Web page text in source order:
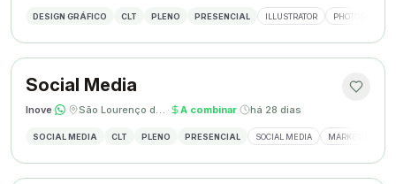
DESIGN GRÁFICO CLT PLENO PRESENCIAL ILLUSTRATOR PHOTOSHOP
Social Media
Inove· · São Lourenço do Oeste, SC · A combinar· há 28 dias
SOCIAL MEDIA CLT PLENO PRESENCIAL SOCIAL MEDIA MARKETING